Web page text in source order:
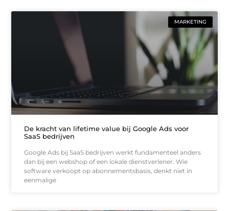
MARKETING
De kracht van lifetime value bij Google Ads voor
SaaS bedrijven
Google Ads bij SaaS bedrijven werkt fundamenteel anders
dan bij een webshop of een lokale dienstverlener. Wie
software verkoopt op abonnementsbasis, denkt niet in
eenmalige